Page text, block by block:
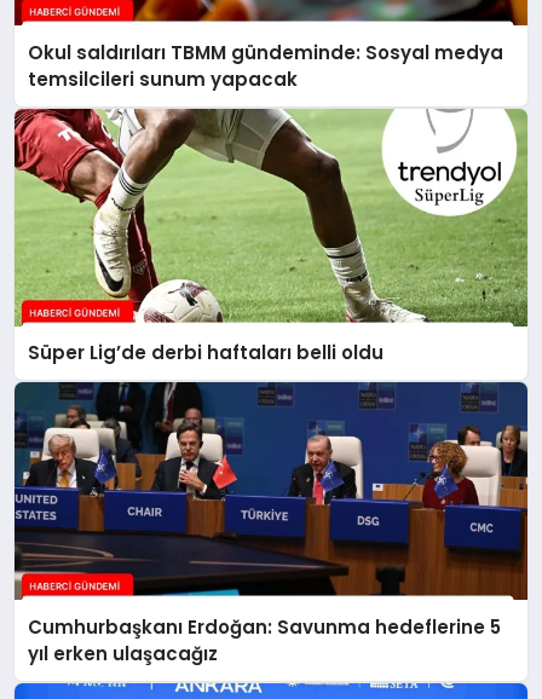
Okul saldırıları TBMM gündeminde: Sosyal medya
temsilcileri sunum yapacak
Süper Lig’de derbi haftaları belli oldu
Cumhurbaşkanı Erdoğan: Savunma hedeflerine 5
yıl erken ulaşacağız